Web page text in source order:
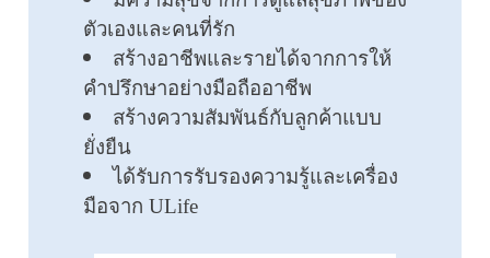
ตัวเองและคนที่รัก
สร้างอาชีพและรายได้จากการให้
คำปรึกษาอย่างมือถืออาชีพ
สร้างความสัมพันธ์กับลูกค้าแบบ
ยั่งยืน
ได้รับการรับรองความรู้และเครื่อง
มือจาก ULife